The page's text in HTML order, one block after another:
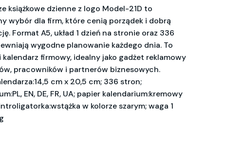
książkowe dzienne z logo Model-21D to
wybór dla firm, które cenią porządek i dobrą
Format A5, układ 1 dzień na stronie oraz 336
wygodne planowanie każdego dnia. To
kalendarz firmowy, idealny jako gadżet reklamowy
pracowników i partnerów biznesowych.
cm x 20,5 cm; 336 stron;
EN, DE, FR, UA; papier kalendarium:kremowy
w kolorze szarym; waga 1